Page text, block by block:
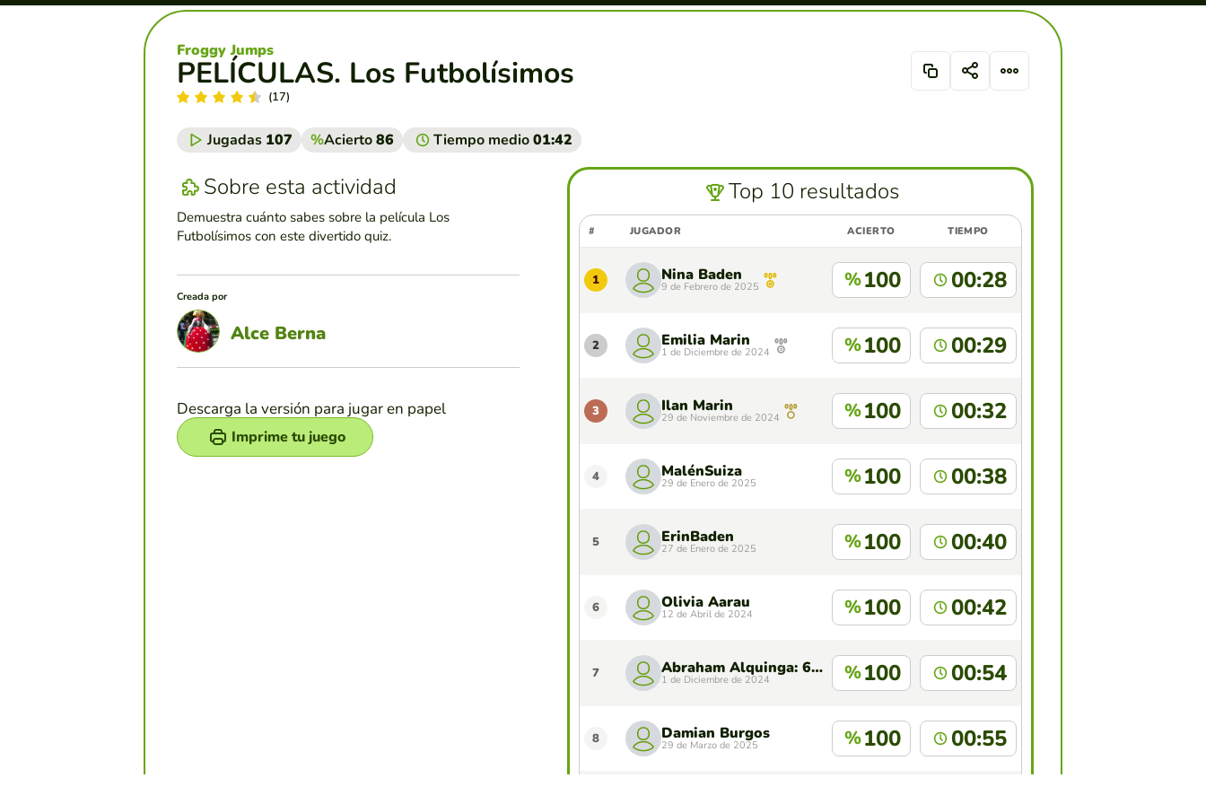
PELÍCULAS. Los Futbolísimos
Froggy Jumps
(17)
Jugadas 107 %Acierto86 Tiempo medio01:42
Sobre esta actividad
Demuestra cuánto sabes sobre la película Los
Futbolísimos con este divertido quiz.
Creada por
Alce Berna
Descarga la versión para jugar en papel
Imprime tu juego
Top 10 resultados
# JUGADOR ACIERTO TIEMPO
1 Nina Baden
9 de Febrero de 2025 %100 00:28
2 Emilia Marin
1 de Diciembre de 2024 %100 00:29
3 Ilan Marin
29 de Noviembre de 2024 %100 00:32
4 MalénSuiza
29 de Enero de 2025 %100 00:38
5 ErinBaden
27 de Enero de 2025 %100 00:40
6 Olivia Aarau
12 de Abril de 2024 %100 00:42
7 Abraham Alquinga: 6AO0X77RHRVV
1 de Diciembre de 2024 %100 00:54
8 Damian Burgos
29 de Marzo de 2025 %100 00:55